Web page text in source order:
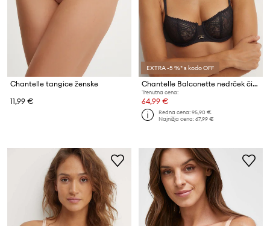
Chantelle tangice ženske
11,99 €
EXTRA -5 %* s kodo OFF
Chantelle Balconette nedrček čipkast
Trenutna cena:
64,99 €
Redna cena:95,90 €
Najnižja cena:67,99 €